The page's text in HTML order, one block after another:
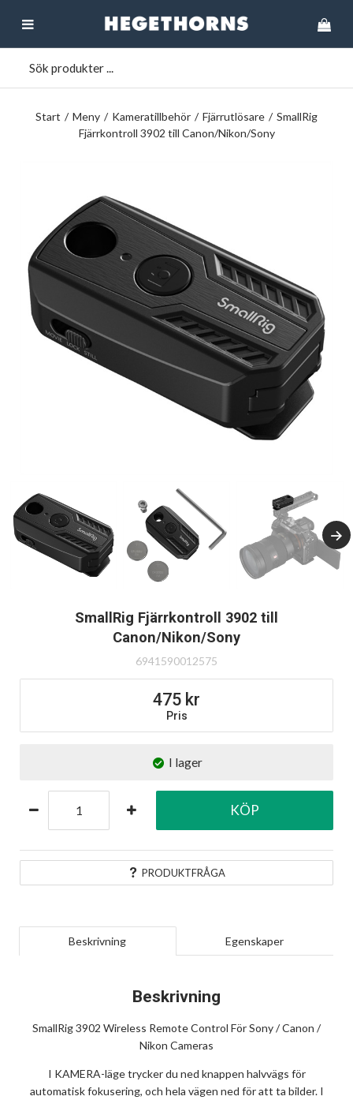
Start / Meny / Kameratillbehör / Fjärrutlösare / SmallRig
Fjärrkontroll 3902 till Canon/Nikon/Sony
SmallRig Fjärrkontroll 3902 till
Canon/Nikon/Sony
6941590012575
Pris
475
I lager
PRODUKTFRÅGA
KÖP
Beskrivning Egenskaper
Beskrivning
SmallRig 3902 Wireless Remote Control För Sony / Canon /
Nikon Cameras
I KAMERA-läge trycker du ned knappen halvvägs för
automatisk fokusering, och hela vägen ned för att ta bilder. I